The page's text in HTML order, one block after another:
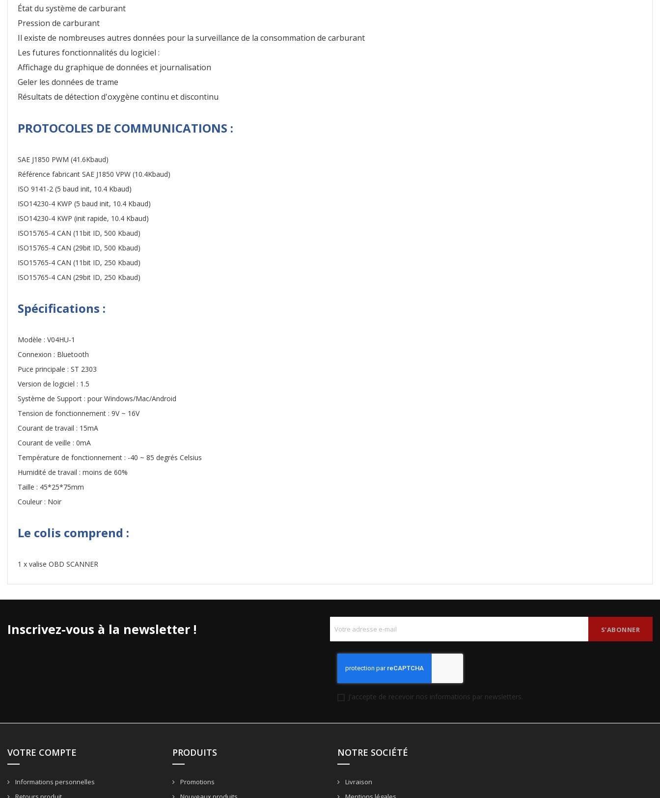
État du système de carburant
Pression de carburant
Il existe de nombreuses autres données pour la surveillance de la consommation de carburant
Les futures fonctionnalités du logiciel :
Affichage du graphique de données et journalisation
Geler les données de trame
Résultats de détection d'oxygène continu et discontinu
PROTOCOLES DE COMMUNICATIONS :
SAE J1850 PWM (41.6Kbaud)
Référence fabricant SAE J1850 VPW (10.4Kbaud)
ISO 9141-2 (5 baud init, 10.4 Kbaud)
ISO14230-4 KWP (5 baud init, 10.4 Kbaud)
ISO14230-4 KWP (init rapide, 10.4 Kbaud)
ISO15765-4 CAN (11bit ID, 500 Kbaud)
ISO15765-4 CAN (29bit ID, 500 Kbaud)
ISO15765-4 CAN (11bit ID, 250 Kbaud)
ISO15765-4 CAN (29bit ID, 250 Kbaud)
Spécifications :
Modèle : V04HU-1
Connexion : Bluetooth
Puce principale : ST 2303
Version de logiciel : 1.5
Système de Support : pour Windows/Mac/Android
Tension de fonctionnement : 9V ~ 16V
Courant de travail : 15mA
Courant de veille : 0mA
Température de fonctionnement : -40 ~ 85 degrés Celsius
Humidité de travail : moins de 60%
Taille : 45*25*75mm
Couleur : Noir
Le colis comprend :
1 x valise OBD SCANNER
Inscrivez-vous à la newsletter !
J'accepte de recevoir nos informations par newsletters.
VOTRE COMPTE
Informations personnelles
PRODUITS
Promotions
NOTRE SOCIÉTÉ
Livraison